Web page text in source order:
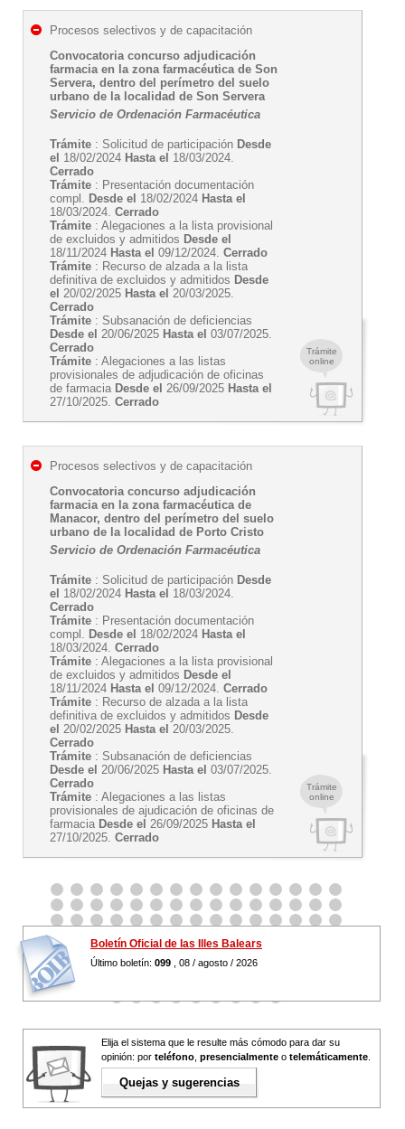
Trámite
online
Procesos selectivos y de capacitación
Convocatoria concurso adjudicación
farmacia en la zona farmacéutica de Son
Servera, dentro del perímetro del suelo
urbano de la localidad de Son Servera
Servicio de Ordenación Farmacéutica
Trámite : Solicitud de participación Desde
el 18/02/2024 Hasta el 18/03/2024.
Cerrado
Trámite : Presentación documentación
compl. Desde el 18/02/2024 Hasta el
18/03/2024. Cerrado
Trámite : Alegaciones a la lista provisional
de excluidos y admitidos Desde el
18/11/2024 Hasta el 09/12/2024. Cerrado
Trámite : Recurso de alzada a la lista
definitiva de excluidos y admitidos Desde
el 20/02/2025 Hasta el 20/03/2025.
Cerrado
Trámite : Subsanación de deficiencias
Desde el 20/06/2025 Hasta el 03/07/2025.
Cerrado
Trámite : Alegaciones a las listas
provisionales de adjudicación de oficinas
de farmacia Desde el 26/09/2025 Hasta el
27/10/2025. Cerrado
Trámite
online
Procesos selectivos y de capacitación
Convocatoria concurso adjudicación
farmacia en la zona farmacéutica de
Manacor, dentro del perímetro del suelo
urbano de la localidad de Porto Cristo
Servicio de Ordenación Farmacéutica
Trámite : Solicitud de participación Desde
el 18/02/2024 Hasta el 18/03/2024.
Cerrado
Trámite : Presentación documentación
compl. Desde el 18/02/2024 Hasta el
18/03/2024. Cerrado
Trámite : Alegaciones a la lista provisional
de excluidos y admitidos Desde el
18/11/2024 Hasta el 09/12/2024. Cerrado
Trámite : Recurso de alzada a la lista
definitiva de excluidos y admitidos Desde
el 20/02/2025 Hasta el 20/03/2025.
Cerrado
Trámite : Subsanación de deficiencias
Desde el 20/06/2025 Hasta el 03/07/2025.
Cerrado
Trámite : Alegaciones a las listas
provisionales de ajudicación de oficinas de
farmacia Desde el 26/09/2025 Hasta el
27/10/2025. Cerrado
Boletín Oficial de las Illes Balears
Último boletín: 099 , 08 / agosto / 2026
Elija el sistema que le resulte más cómodo para dar su
opinión: por teléfono presencialmente o telemáticamente
Quejas y sugerencias